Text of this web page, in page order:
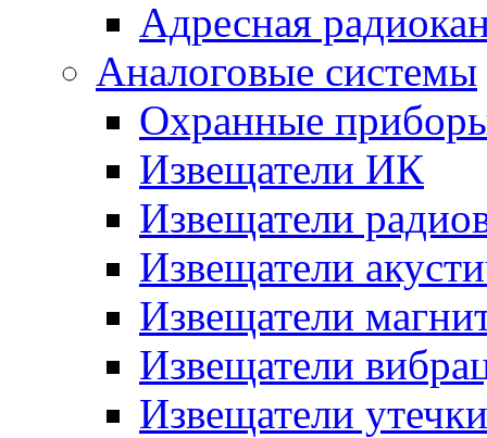
Адресная
Аналоговые системы
Охранные
Извещатели ИК
Извещатели
Извещатели
Извещатели
Извещатели
Извещатели утечки